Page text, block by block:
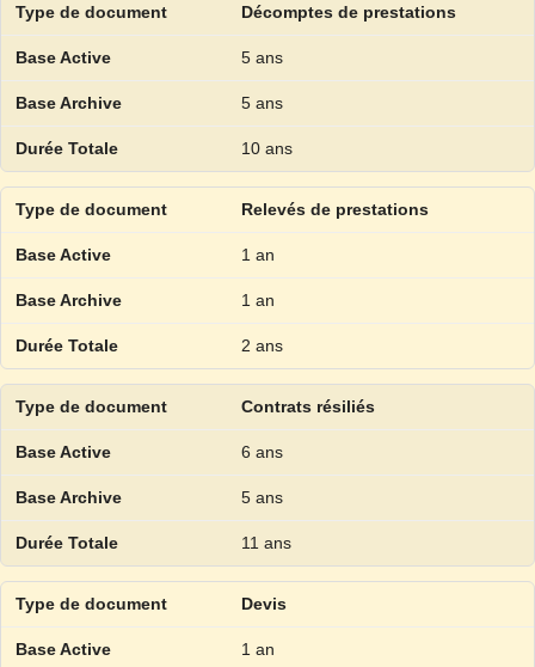
Décomptes de prestations
5 ans
5 ans
10 ans
Relevés de prestations
1 an
1 an
2 ans
Contrats résiliés
6 ans
5 ans
11 ans
Devis
1 an